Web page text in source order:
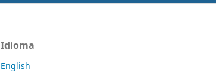
Idioma
English